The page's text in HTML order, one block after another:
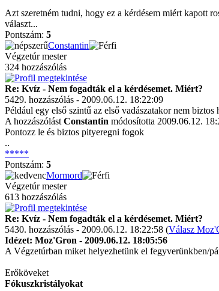
Azt szeretném tudni, hogy ez a kérdésem miért kapott
választ...
Pontszám: 5
Constantin
Végzetúr mester
324 hozzászólás
Re: Kvíz - Nem fogadták el a kérdésemet. Miért?
5429. hozzászólás - 2009.06.12. 18:22:09
Például egy első szintű az első vadászatakor nem biztos
A hozzászólást Constantin módosította 2009.06.12.
Pontozz le és biztos pityeregni fogok
..
*****
Pontszám: 5
Mormord
Végzetúr mester
613 hozzászólás
Re: Kvíz - Nem fogadták el a kérdésemet. Miért?
5430. hozzászólás - 2009.06.12. 18:22:58 (Válasz
Idézet: Moz'Gron - 2009.06.12. 18:05:56
A Végzetúrban miket helyezhetünk el fegyverünkben/
Erőköveket
Fókuszkristályokat